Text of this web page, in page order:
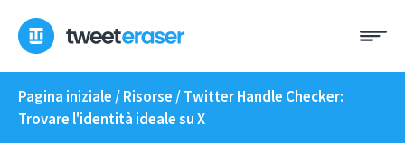
content
Pagina iniziale /Risorse /Twitter Handle Checker:
Trovare l'identità ideale su X